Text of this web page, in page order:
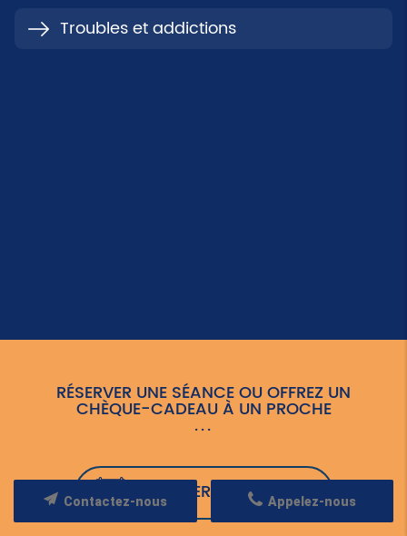
Troubles et addictions
RÉSERVER UNE SÉANCE OU OFFREZ UN
CHÈQUE-CADEAU À UN PROCHE
RÉSERVER UNE SÉANCE
Appelez-nous
Contactez-nous